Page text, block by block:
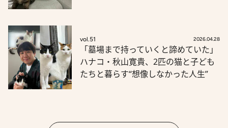
vol.51 2026.04.28
「墓場まで持っていくと諦めていた」
ハナコ・秋山寛貴、2匹の猫と子ども
たちと暮らす“想像しなかった人生”